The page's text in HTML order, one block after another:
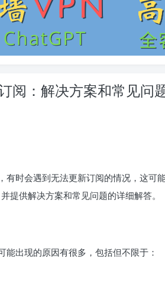
阅：解决方案和常见问
时会遇到无法更新订阅的情况，这可
提供解决方案和常见问题的详细解答。
出现的原因有很多，包括但不限于：